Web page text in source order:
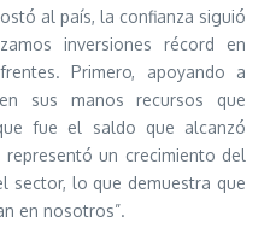
al país, la confianza siguió
inversiones récord en
Primero, apoyando a
sus manos recursos que
fue el saldo que alcanzó
un crecimiento del
sector, lo que demuestra que
en nosotros”.